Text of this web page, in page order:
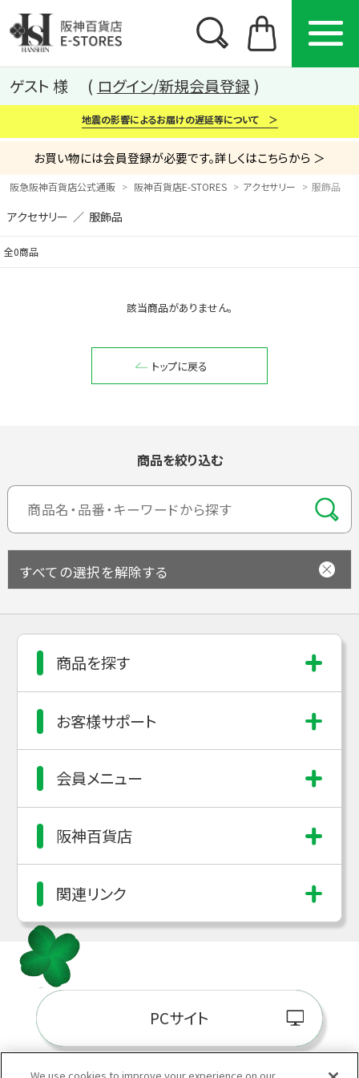
カテゴリー
閉じる
ゲスト 様 ログイン/新規会員登録
地震の影響によるお届けの遅延等について ＞
お買い物には会員登録が必要です。詳しくはこちらから ＞
阪急阪神百貨店公式通販 阪神百貨店E-STORES アクセサリー 服飾品
アクセサリー ／ 服飾品
全0商品
該当商品がありません。
トップに戻る
商品を絞り込む
すべての選択を解除する
商品を探す
お客様サポート
会員メニュー
阪神百貨店
関連リンク
PCサイト